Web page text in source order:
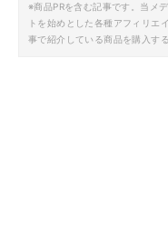
※商品PRを含む記事です。当メ
トを始めとした各種アフィリエ
事で紹介している商品を購入す